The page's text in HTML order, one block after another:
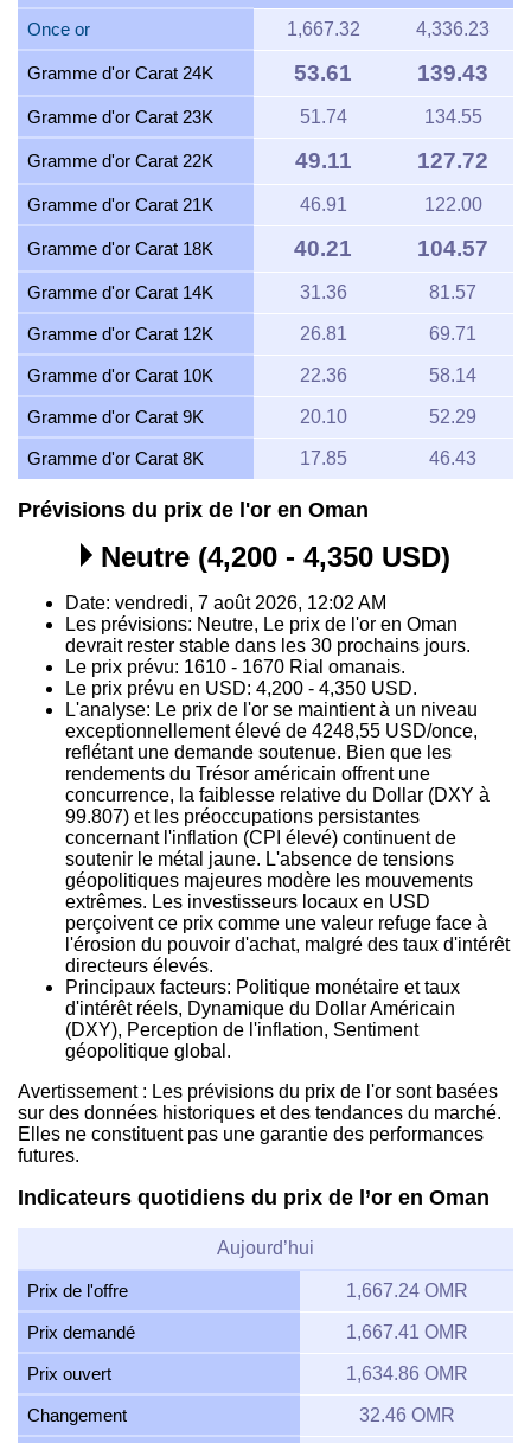
Once or 1,667.32 4,336.23
Gramme d'or Carat 24K 53.61 139.43
Gramme d'or Carat 23K 51.74 134.55
Gramme d'or Carat 22K 49.11 127.72
Gramme d'or Carat 21K 46.91 122.00
Gramme d'or Carat 18K 40.21 104.57
Gramme d'or Carat 14K 31.36 81.57
Gramme d'or Carat 12K 26.81 69.71
Gramme d'or Carat 10K 22.36 58.14
Gramme d'or Carat 9K 20.10 52.29
Gramme d'or Carat 8K 17.85 46.43
Prévisions du prix de l'or en Oman
Neutre (4,200 - 4,350 USD)
Date: vendredi, 7 août 2026, 12:02 AM
Les prévisions: Neutre, Le prix de l'or en Oman
devrait rester stable dans les 30 prochains jours.
Le prix prévu: 1610 - 1670 Rial omanais.
Le prix prévu en USD: 4,200 - 4,350 USD.
L'analyse: Le prix de l'or se maintient à un niveau
exceptionnellement élevé de 4248,55 USD/once,
reflétant une demande soutenue. Bien que les
rendements du Trésor américain offrent une
concurrence, la faiblesse relative du Dollar (DXY à
99.807) et les préoccupations persistantes
concernant l'inflation (CPI élevé) continuent de
soutenir le métal jaune. L'absence de tensions
géopolitiques majeures modère les mouvements
extrêmes. Les investisseurs locaux en USD
perçoivent ce prix comme une valeur refuge face à
l'érosion du pouvoir d'achat, malgré des taux d'intérêt
directeurs élevés.
Principaux facteurs: Politique monétaire et taux
d'intérêt réels, Dynamique du Dollar Américain
(DXY), Perception de l'inflation, Sentiment
géopolitique global.
Avertissement : Les prévisions du prix de l'or sont basées
sur des données historiques et des tendances du marché.
Elles ne constituent pas une garantie des performances
futures.
Indicateurs quotidiens du prix de l’or en Oman
Aujourd’hui
Prix de l'offre 1,667.24 OMR
Prix demandé 1,667.41 OMR
Prix ouvert 1,634.86 OMR
Changement 32.46 OMR